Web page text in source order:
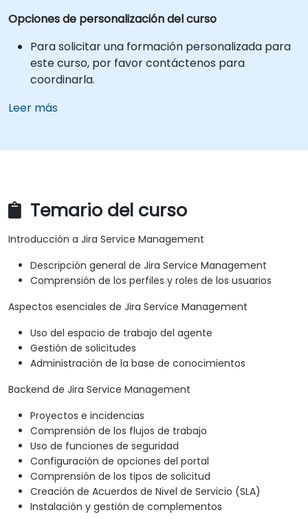
Opciones de personalización del curso
Para solicitar una formación personalizada para
este curso, por favor contáctenos para
coordinarla.
Leer más
Temario del curso
Introducción a Jira Service Management
Descripción general de Jira Service Management
Comprensión de los perfiles y roles de los usuarios
Aspectos esenciales de Jira Service Management
Uso del espacio de trabajo del agente
Gestión de solicitudes
Administración de la base de conocimientos
Backend de Jira Service Management
Proyectos e incidencias
Comprensión de los flujos de trabajo
Uso de funciones de seguridad
Configuración de opciones del portal
Comprensión de los tipos de solicitud
Creación de Acuerdos de Nivel de Servicio (SLA)
Instalación y gestión de complementos